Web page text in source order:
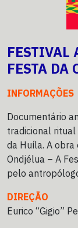
FESTIVAL
FESTA DA
INFORMAÇÕES
Documentário
tradicional ritual
da Huíla. A
Ondjélua – A
pelo
DIREÇÃO
Eurico “Gigio”